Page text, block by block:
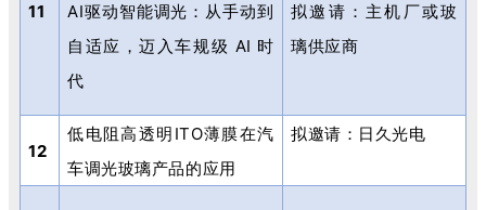
11 AI驱动智能调光：从手动到
自适应，迈入车规级 AI 时
代
拟邀请：主机厂或玻
璃供应商
12
低电阻高透明 ITO薄膜在汽
车调光玻璃产品的应用
拟邀请：日久光电